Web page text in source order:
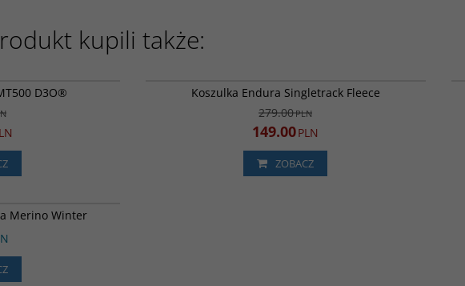
kupili także:
D3O®
Koszulka Endura Singletrack Fleece
279.00PLN
149.00PLN
ZOBACZ
Merino Winter